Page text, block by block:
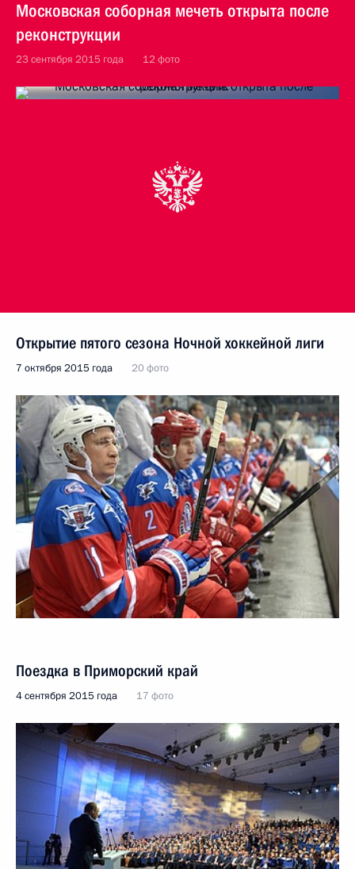
Московская соборная мечеть открыта после
реконструкции
23 сентября 2015 года 12 фото
Открытие пятого сезона Ночной хоккейной лиги
7 октября 2015 года 20 фото
Поездка в Приморский край
4 сентября 2015 года 17 фото